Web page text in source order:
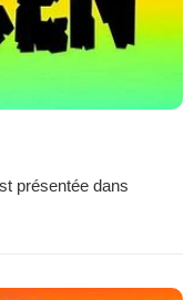
présentée dans